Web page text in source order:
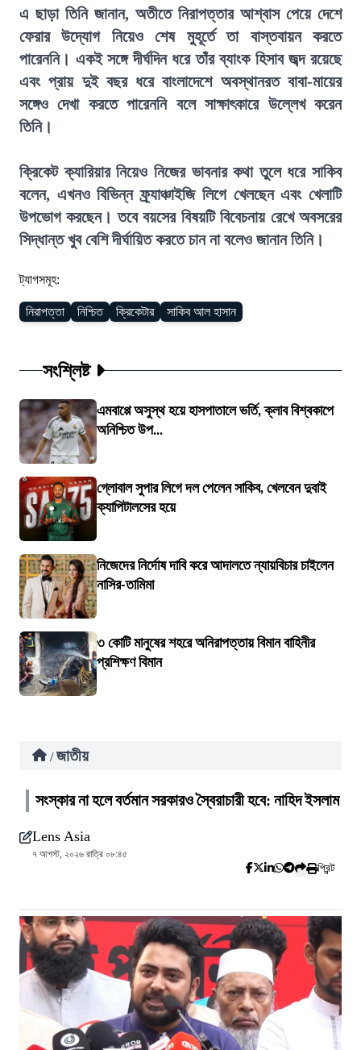
এ ছাড়া তিনি জানান, অতীতে নিরাপত্তার আশ্বাস পেয়ে দেশে
ফেরার উদ্যোগ নিয়েও শেষ মুহূর্তে তা বাস্তবায়ন করতে
পারেননি। একই সঙ্গে দীর্ঘদিন ধরে তাঁর ব্যাংক হিসাব জব্দ রয়েছে
এবং প্রায় দুই বছর ধরে বাংলাদেশে অবস্থানরত বাবা-মায়ের
সঙ্গেও দেখা করতে পারেননি বলে সাক্ষাৎকারে উল্লেখ করেন
তিনি।
ক্রিকেট ক্যারিয়ার নিয়েও নিজের ভাবনার কথা তুলে ধরে সাকিব
বলেন, এখনও বিভিন্ন ফ্র্যাঞ্চাইজি লিগে খেলছেন এবং খেলাটি
উপভোগ করছেন। তবে বয়সের বিষয়টি বিবেচনায় রেখে অবসরের
সিদ্ধান্ত খুব বেশি দীর্ঘায়িত করতে চান না বলেও জানান তিনি।
ট্যাগসমূহ:
নিরাপত্তা নিশ্চিত ক্রিকেটার সাকিব আল হাসান
সংশ্লিষ্ট
এমবাপ্পে অসুস্থ হয়ে হাসপাতালে ভর্তি, ক্লাব বিশ্বকাপে
অনিশ্চিত উপ...
গ্লোবাল সুপার লিগে দল পেলেন সাকিব, খেলবেন দুবাই
ক্যাপিটালসের হয়ে
নিজেদের নির্দোষ দাবি করে আদালতে ন্যায়বিচার চাইলেন
নাসির-তামিমা
৩ কোটি মানুষের শহরে অনিরাপত্তায় বিমান বাহিনীর
প্রশিক্ষণ বিমান
/ জাতীয়
সংস্কার না হলে বর্তমান সরকারও স্বৈরাচারী হবে: নাহিদ ইসলাম
Lens Asia
৭ আগস্ট, ২০২৬ রাত্রি ০৮:৪৫
প্রিন্ট